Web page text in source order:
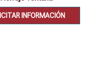
INFORMACIÓN